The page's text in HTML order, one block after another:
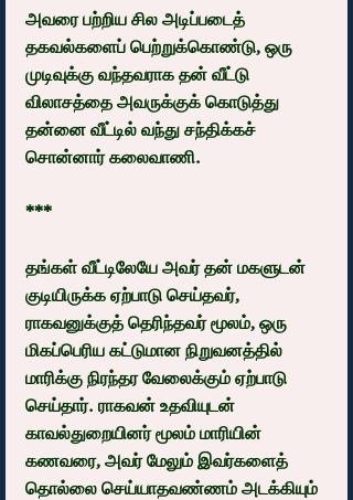
அவரை பற்றிய சில அடிப்படைத்
தகவல்களைப் பெற்றுக்கொண்டு, ஒரு
முடிவுக்கு வந்தவராக தன் வீட்டு
விலாசத்தை அவருக்குக் கொடுத்து
தன்னை வீட்டில் வந்து சந்திக்கச்
சொன்னார் கலைவாணி.
***
தங்கள் வீட்டிலேயே அவர் தன் மகளுடன்
குடியிருக்க ஏற்பாடு செய்தவர்,
ராகவனுக்குத் தெரிந்தவர் மூலம், ஒரு
மிகப்பெரிய கட்டுமான நிறுவனத்தில்
மாரிக்கு நிரந்தர வேலைக்கும் ஏற்பாடு
செய்தார். ராகவன் உதவியுடன்
காவல்துறையினர் மூலம் மாரியின்
கணவரை, அவர் மேலும் இவர்களைத்
தொல்லை செய்யாதவண்ணம் அடக்கியும்